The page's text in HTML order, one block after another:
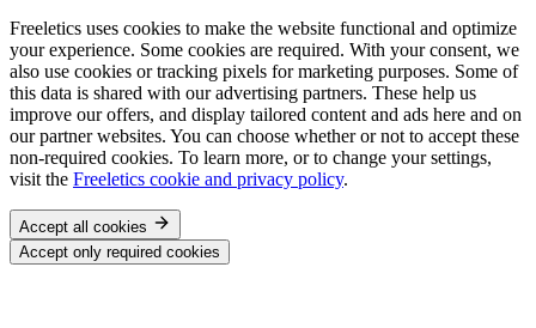
Freeletics uses cookies to make the website functional and optimize
your experience. Some cookies are required. With your consent, we
also use cookies or tracking pixels for marketing purposes. Some of
this data is shared with our advertising partners. These help us
improve our offers, and display tailored content and ads here and on
our partner websites. You can choose whether or not to accept these
non-required cookies. To learn more, or to change your settings,
visit the Freeletics cookie and privacy policy.
Accept all cookies
Accept only required cookies